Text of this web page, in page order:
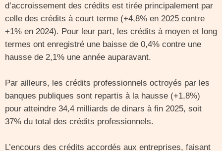
d’accroissement des crédits est tirée principalement par
celle des crédits à court terme (+4,8% en 2025 contre
+1% en 2024). Pour leur part, les crédits à moyen et long
termes ont enregistré une baisse de 0,4% contre une
hausse de 2,1% une année auparavant.
Par ailleurs, les crédits professionnels octroyés par les
banques publiques sont repartis à la hausse (+1,8%)
pour atteindre 34,4 milliards de dinars à fin 2025, soit
37% du total des crédits professionnels.
L’encours des crédits accordés aux entreprises, faisant